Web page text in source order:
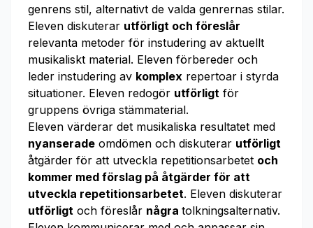
genrens stil, alternativt de valda genrernas stilar.
Eleven diskuterar utförligt och föreslår
relevanta metoder för instudering av aktuellt
musikaliskt material. Eleven förbereder och
leder instudering av komplex repertoar i styrda
situationer. Eleven redogör utförligt för
gruppens övriga stämmaterial.
Eleven värderar det musikaliska resultatet med
nyanserade omdömen och diskuterar utförligt
åtgärder för att utveckla repetitionsarbetet och
kommer med förslag på åtgärder för att
utveckla repetitionsarbetet. Eleven diskuterar
utförligt och föreslår några tolkningsalternativ.